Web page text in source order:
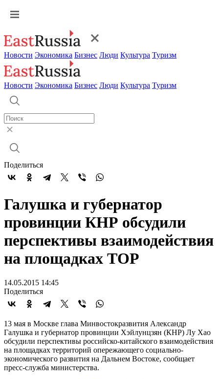
Новости Экономика Бизнес Люди Культура Туризм
Новости Экономика Бизнес Люди Культура Туризм
Поделиться
Галушка и губернатор
провинции КНР обсудили
перспективы взаимодействия
на площадках ТОР
14.05.2015 14:45
Поделиться
13 мая в Москве глава Минвостокразвития Александр
Галушка и губернатор провинции Хэйлунцзян (КНР) Лу Хао
обсудили перспективы российско-китайского взаимодействия
на площадках территорий опережающего социально-
экономического развития на Дальнем Востоке, сообщает
пресс-служба министерства.